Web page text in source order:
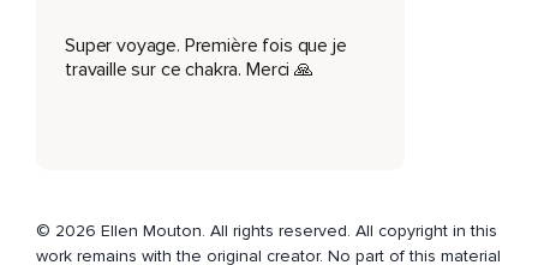
Perception.
Je suis connectée à la vérité universelle.
Super voyage. Première fois que je
travaille sur ce chakra. Merci 🙏
© 2026 Ellen Mouton. All rights reserved. All copyright in this
work remains with the original creator. No part of this material